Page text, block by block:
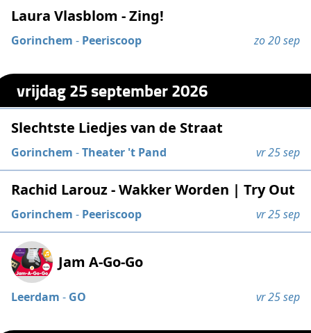
Laura Vlasblom - Zing!
Gorinchem - Peeriscoop zo 20 sep
vrijdag 25 september 2026
Slechtste Liedjes van de Straat
Gorinchem -Theater 't Pand vr 25 sep
Rachid Larouz - Wakker Worden | Try Out
Gorinchem - Peeriscoop vr 25 sep
Jam A-Go-Go
Leerdam - GO vr 25 sep